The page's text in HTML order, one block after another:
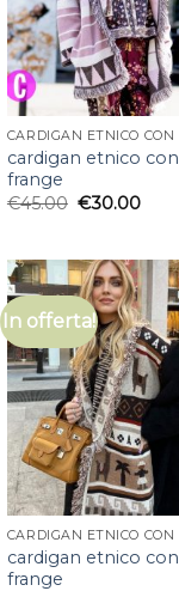
cardigan etnico con
frange
€45.00 €30.00
In offerta!
cardigan etnico con
frange